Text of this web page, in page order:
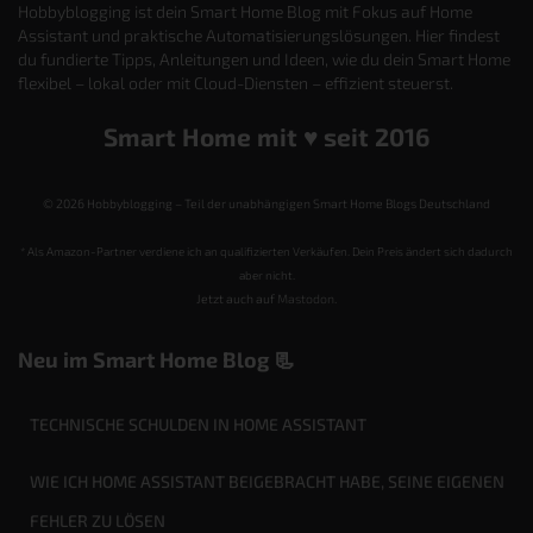
Hobbyblogging ist dein Smart Home Blog mit Fokus auf Home
Assistant und praktische Automatisierungslösungen. Hier findest
du fundierte Tipps, Anleitungen und Ideen, wie du dein Smart Home
flexibel – lokal oder mit Cloud-Diensten – effizient steuerst.
Smart Home mit ♥️ seit 2016
© 2026 Hobbyblogging – Teil der unabhängigen Smart Home Blogs Deutschland
* Als Amazon-Partner verdiene ich an qualifizierten Verkäufen. Dein Preis ändert sich dadurch
aber nicht.
Jetzt auch auf Mastodon
Neu im Smart Home Blog 📃
TECHNISCHE SCHULDEN IN HOME ASSISTANT
WIE ICH HOME ASSISTANT BEIGEBRACHT HABE, SEINE EIGENEN
FEHLER ZU LÖSEN